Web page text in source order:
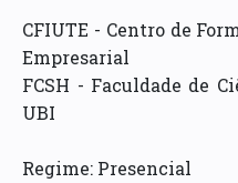
CFIUTE - Centro de
Empresarial
FCSH - Faculdade de
UBI
Regime: Presencial